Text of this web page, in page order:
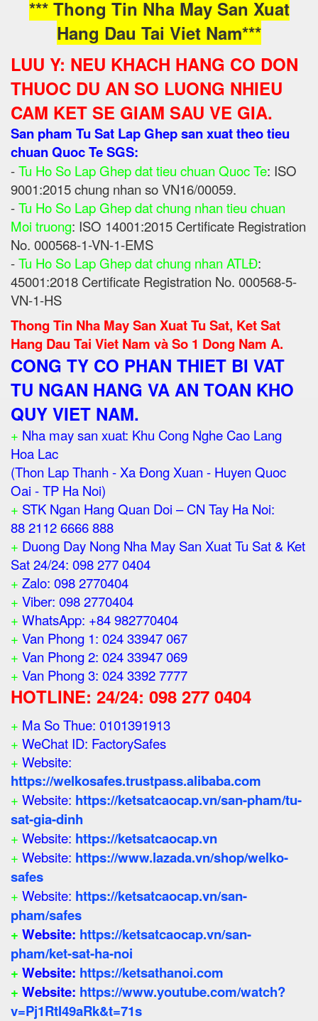
*** Thong Tin Nha May San Xuat
Hang Dau Tai Viet Nam***
LUU Y: NEU KHACH HANG CO DON
THUOC DU AN SO LUONG NHIEU
CAM KET SE GIAM SAU VE GIA.
San pham Tu Sat Lap Ghep san xuat theo tieu
chuan Quoc Te SGS:
-Tu Ho So Lap Ghep dat tieu chuan Quoc Te: ISO
9001:2015 chung nhan so VN16/00059.
-Tu Ho So Lap Ghep dat chung nhan tieu chuan
Moi truong: ISO 14001:2015 Certificate Registration
No. 000568-1-VN-1-EMS
-Tu Ho So Lap Ghep dat chung nhan ATLĐ:
45001:2018 Certificate Registration No. 000568-5-
VN-1-HS
Thong Tin Nha May San Xuat Tu Sat, Ket Sat
Hang Dau Tai Viet Nam và So 1 Dong Nam A.
CONG TY CO PHAN THIET BI VAT
TU NGAN HANG VA AN TOAN KHO
QUY VIET NAM.
+ Nha may san xuat: Khu Cong Nghe Cao Lang
Hoa Lac
(Thon Lap Thanh - Xa Đong Xuan - Huyen Quoc
Oai - TP Ha Noi)
+ STK Ngan Hang Quan Doi – CN Tay Ha Noi:
88 2112 6666 888
+ Duong Day Nong Nha May San Xuat Tu Sat & Ket
Sat 24/24: 098 277 0404
+ Zalo: 098 2770404
+ Viber: 098 2770404
+ WhatsApp: +84 982770404
+ Van Phong 1: 024 33947 067
+ Van Phong 2: 024 33947 069
+ Van Phong 3: 024 3392 7777
HOTLINE: 24/24: 098 277 0404
+ Ma So Thue: 0101391913
+ WeChat ID: FactorySafes
+ Website:
https://welkosafes.trustpass.alibaba.com
+ Website: https://ketsatcaocap.vn/san-pham/tu-
sat-gia-dinh
+ Website: https://ketsatcaocap.vn
+ Website: https://www.lazada.vn/shop/welko-
safes
+ Website: https://ketsatcaocap.vn/san-
pham/safes
+ Website: https://ketsatcaocap.vn/san-
pham/ket-sat-ha-noi
+ Website: https://ketsathanoi.com
+ Website: https://www.youtube.com/watch?
v=Pj1RtI49aRk&t=71s